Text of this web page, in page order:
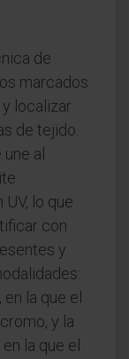
de
marcados
localizar
de tejido.
al
lo que
con
y
, en la que el
y la
en la que el